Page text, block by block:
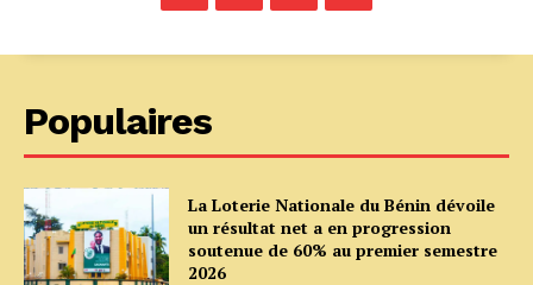
Populaires
La Loterie Nationale du Bénin dévoile
un résultat net a en progression
soutenue de 60% au premier semestre
2026